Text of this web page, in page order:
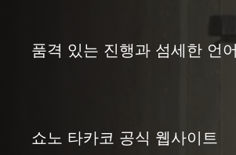
품격 있는 진행과 섬세한 언
쇼노 타카코 공식 웹사이트